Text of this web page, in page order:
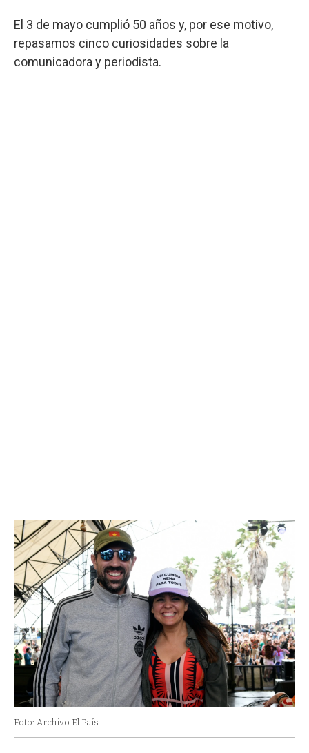
El 3 de mayo cumplió 50 años y, por ese motivo,
repasamos cinco curiosidades sobre la
comunicadora y periodista.
Foto: Archivo El País